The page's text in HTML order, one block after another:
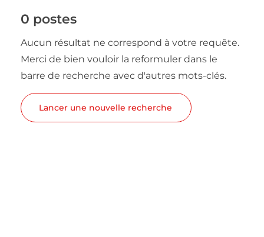
0 postes
Aucun résultat ne correspond à votre requête.
Merci de bien vouloir la reformuler dans le
barre de recherche avec d'autres mots-clés.
Lancer une nouvelle recherche